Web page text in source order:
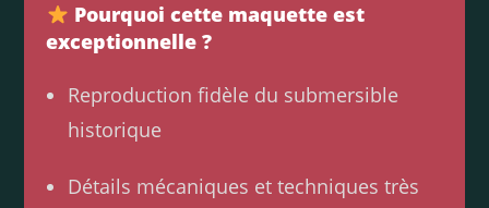
Pourquoi cette maquette est
exceptionnelle ?
Reproduction fidèle du submersible
historique
Détails mécaniques et techniques très